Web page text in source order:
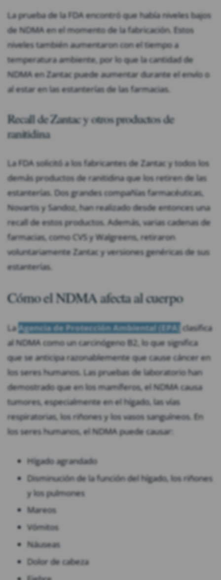
La prueba de la FDA encontró que había niveles bajos
de NDMA en el momento de la fabricación. Estos
niveles también aumentaron con el tiempo a
temperatura ambiente, por lo que la cantidad de
NDMA en Zantac puede aumentar durante el envío o
al estar en las estanterías de las farmacias.
Recall de Zantac y otros productos de
ranitidina
La FDA solicitó a los fabricantes de Zantac y todos los
demás productos de ranitidina que los retiren de las
estanterías. Dos grandes compañías farmacéuticas,
Novartis y Sandoz, han realizado desde entonces una
recall de estos productos. Además, varias cadenas de
farmacias, como CVS y Walgreens, retiraron
voluntariamente Zantac y versiones genéricas de sus
estanterías.
Cómo el NDMA afecta al cuerpo
LaAgencia de Protección Ambiental (EPA) clasifica
al NDMA como un carcinógeno B2, lo que significa
que se anticipa razonablemente que cause cáncer en
los seres humanos. Las pruebas de laboratorio han
demostrado que en los mamíferos, el NDMA causa
tumores, especialmente en el hígado, las vías
respiratorias, los riñones y los vasos sanguíneos. En
los seres humanos, el NDMA puede causar:
Hígado agrandado
Disminución de la función del hígado, los riñones
y los pulmones
Mareos
Vómitos
Náuseas
Dolor de cabeza